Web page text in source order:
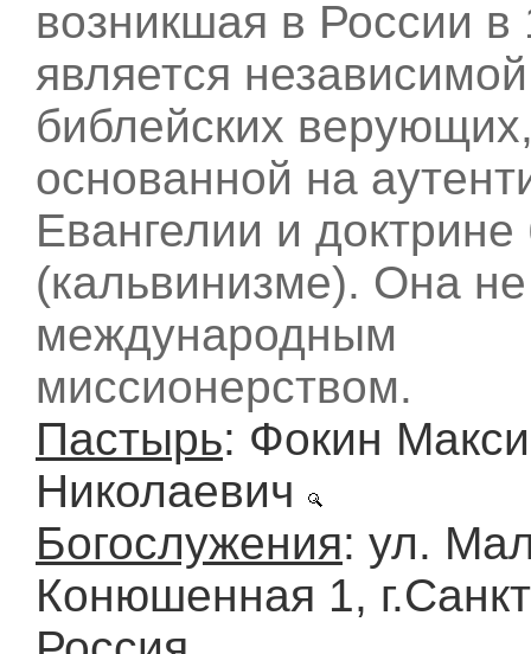
возникшая в России в
является
библейских
основанной на
Евангелии и доктрине
(кальвинизме). Она
международным
миссионерством.
Пастырь: Фокин
Николаевич
Богослужения: ул.
Конюшенная 1,